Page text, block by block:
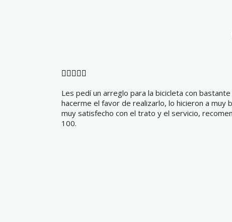
    
Les pedí un arreglo para la bicicleta con
hacerme el favor de realizarlo, lo hicieron a muy
muy satisfecho con el trato y el servicio,
100.